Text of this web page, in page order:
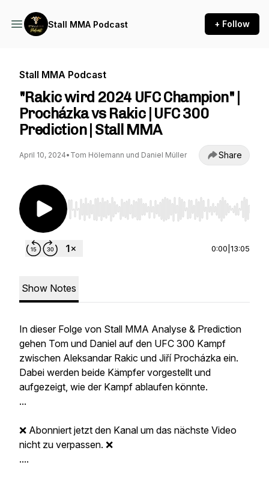
Stall MMA Podcast + Follow
Stall MMA Podcast
"Rakic wird 2024 UFC Champion" |
Procházka vs Rakic | UFC 300
Prediction | Stall MMA
April 10, 2024• Tom Hölemann und Daniel Müller Share
Use Left/Right to seek, Home/End to jump to
0:00 13:05
Show Notes
In dieser Folge von Stall MMA Analyse & Prediction
gehen Tom und Daniel auf den UFC 300 Kampf
zwischen Aleksandar Rakic und Jiří Procházka ein.
Dabei werden beide Kämpfer vorgestellt und
aufgezeigt, wie der Kampf ablaufen könnte.
...
❌ Abonniert jetzt den Kanal um das nächste Video
nicht zu verpassen. ❌
....